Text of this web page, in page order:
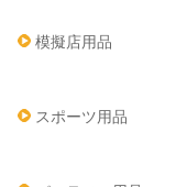
模擬店用品
スポーツ用品